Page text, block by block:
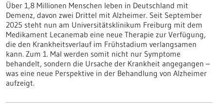
Über 1,8 Millionen Menschen leben in Deutschland mit
Demenz, davon zwei Drittel mit Alzheimer. Seit September
2025 steht nun am Universitätsklinikum Freiburg mit dem
Medikament Lecanemab eine neue Therapie zur Verfügung,
die den Krankheitsverlauf im Frühstadium verlangsamen
kann. Zum 1. Mal werden somit nicht nur Symptome
behandelt, sondern die Ursache der Krankheit angegangen –
was eine neue Perspektive in der Behandlung von Alzheimer
aufzeigt.